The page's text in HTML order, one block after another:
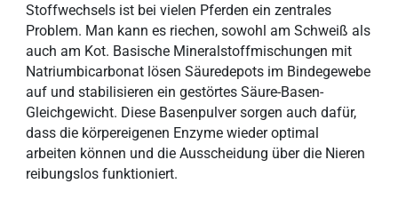
Stoffwechsels ist bei vielen Pferden ein zentrales
Problem. Man kann es riechen, sowohl am Schweiß als
auch am Kot. Basische Mineralstoffmischungen mit
Natriumbicarbonat lösen Säuredepots im Bindegewebe
auf und stabilisieren ein gestörtes Säure-Basen-
Gleichgewicht. Diese Basenpulver sorgen auch dafür,
dass die körpereigenen Enzyme wieder optimal
arbeiten können und die Ausscheidung über die Nieren
reibungslos funktioniert.